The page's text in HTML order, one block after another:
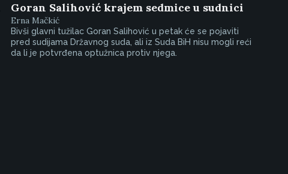
Goran Salihović krajem sedmice u sudnici
Erna Mačkić
Bivši glavni tužilac Goran Salihović u petak će se pojaviti
pred sudijama Državnog suda, ali iz Suda BiH nisu mogli reći
da li je potvrđena optužnica protiv njega.